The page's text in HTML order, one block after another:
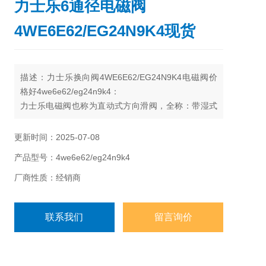
力士乐6通径电磁阀
4WE6E62/EG24N9K4现货
描述：力士乐换向阀4WE6E62/EG24N9K4电磁阀价
格好4we6e62/eg24n9k4：
力士乐电磁阀也称为直动式方向滑阀，全称：带湿式
位三通直动式方向滑阀
更新时间：2025-07-08
产品型号：4we6e62/eg24n9k4
厂商性质：经销商
联系我们 留言询价